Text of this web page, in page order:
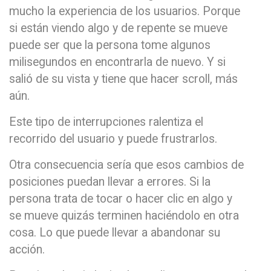
mucho la experiencia de los usuarios. Porque
si están viendo algo y de repente se mueve
puede ser que la persona tome algunos
milisegundos en encontrarla de nuevo. Y si
salió de su vista y tiene que hacer scroll, más
aún.
Este tipo de interrupciones ralentiza el
recorrido del usuario y puede frustrarlos.
Otra consecuencia sería que esos cambios de
posiciones puedan llevar a errores. Si la
persona trata de tocar o hacer clic en algo y
se mueve quizás terminen haciéndolo en otra
cosa. Lo que puede llevar a abandonar su
acción.